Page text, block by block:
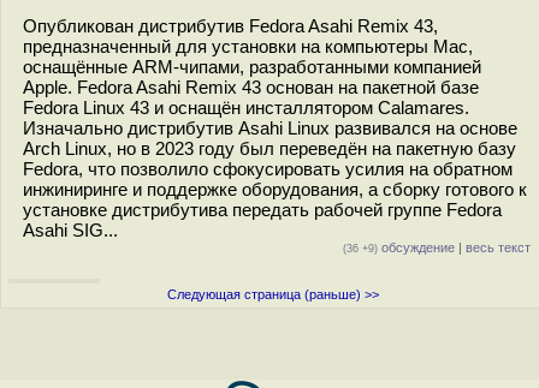
Опубликован дистрибутив Fedora Asahi Remix 43,
предназначенный для установки на компьютеры Mac,
оснащённые ARM-чипами, разработанными компанией
Apple. Fedora Asahi Remix 43 основан на пакетной базе
Fedora Linux 43 и оснащён инсталлятором Calamares.
Изначально дистрибутив Asahi Linux развивался на основе
Arch Linux, но в 2023 году был переведён на пакетную базу
Fedora, что позволило сфокусировать усилия на обратном
инжиниринге и поддержке оборудования, а сборку готового к
установке дистрибутива передать рабочей группе Fedora
Asahi SIG...
(36 +9) обсуждение | весь текст
Следующая страница (раньше) >>